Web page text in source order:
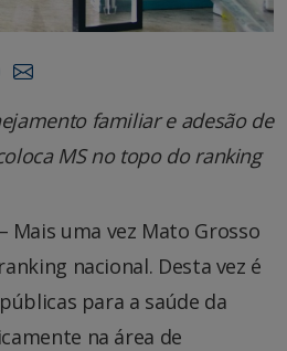
familiar e adesão de
MS no topo do ranking
– Mais uma vez Mato Grosso
nacional. Desta vez é
para a saúde da
na área de